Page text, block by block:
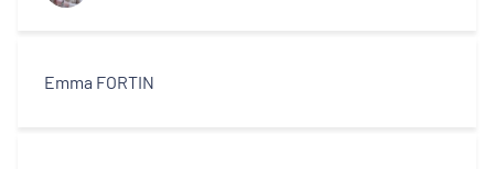
Emma FORTIN